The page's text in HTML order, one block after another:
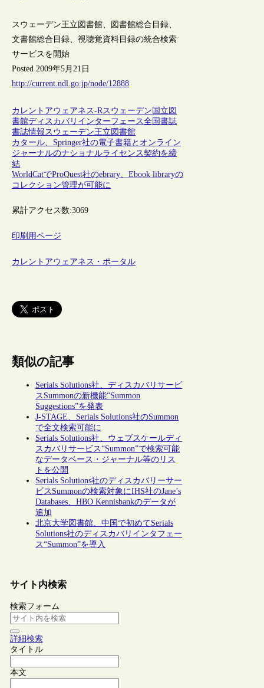
スウェーデン王立図書館、図書館総合目録、
文書館総合目録、視聴覚資料目録の統合検索
サービスを開始
Posted 2009年5月21日
http://current.ndl.go.jp/node/12888
カレントアウェアネス-Rスウェーデン 国立図
書館ディスカバリインターフェース全国書誌
書誌情報スウェーデン王立図書館
カタール、Springer社の電子書籍とオンライン
ジャーナルのナショナルライセンス契約を締
結
WorldCatでProQuest社のebrary、Ebook libraryの
コレクション管理が可能に
累計アクセス数:3069
印刷用ページ
カレントアウェアネス・ポータル
類似の記事
Serials Solutions社、ディスカバリサービ
スSummonの新機能“Summon
Suggestions”を発表
J-STAGE、Serials Solutions社のSummon
で全文検索可能に
Serials Solutions社、ウェブスケールディ
スカバリサービス“Summon”で検索可能
なデータベース・ジャーナル等のリス
トを公開
Serials Solutions社のディスカバリーサー
ビスSummonの検索対象にIHS社のJane’s
Databases、HBO Kennisbankのデータが
追加
北京大学図書館、中国で初めてSerials
Solutions社のディスカバリインタフェー
ス“Summon”を導入
サイト内検索
検索フォーム
詳細検索
タイトル
本文